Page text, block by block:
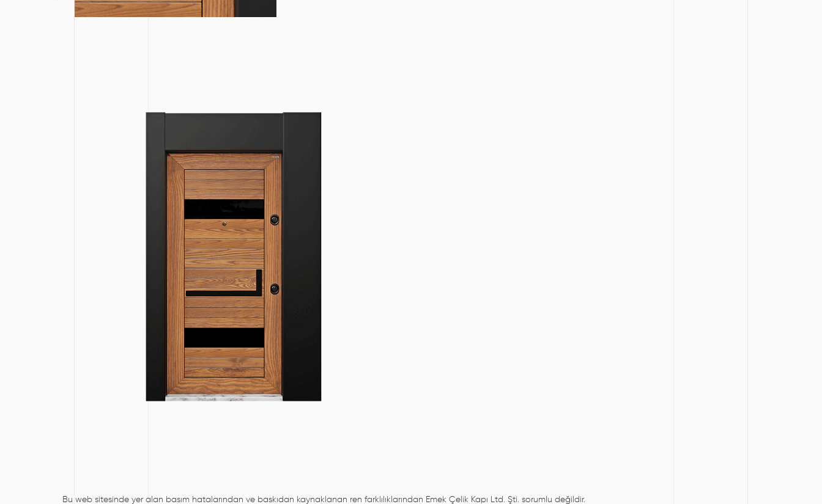
Bu web sitesinde yer alan basım hatalarından ve baskıdan kaynaklanan ren farklılıklarından Emek Çelik Kapı Ltd. Şti. sorumlu değildir.